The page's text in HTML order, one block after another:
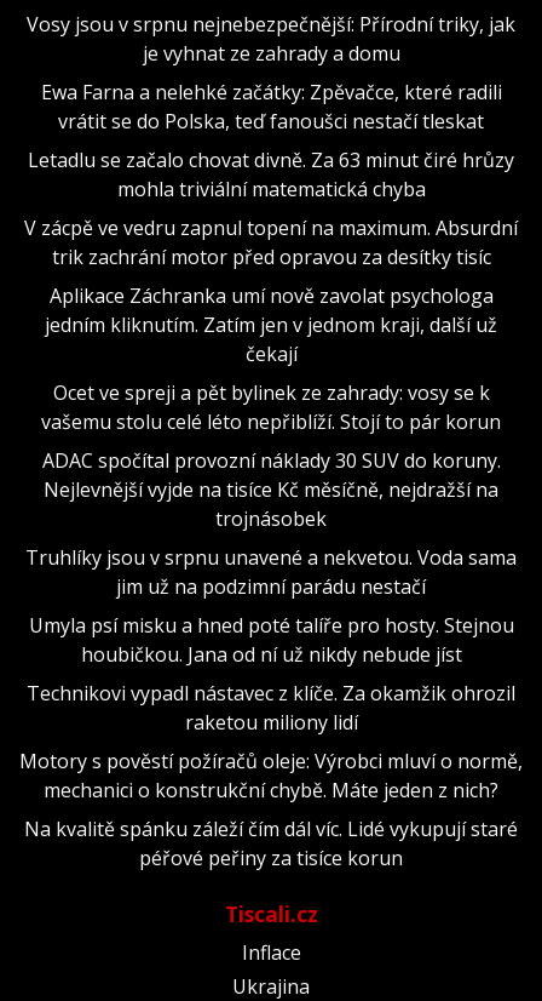
Vosy jsou v srpnu nejnebezpečnější: Přírodní triky, jak
je vyhnat ze zahrady a domu
Ewa Farna a nelehké začátky: Zpěvačce, které radili
vrátit se do Polska, teď fanoušci nestačí tleskat
Letadlu se začalo chovat divně. Za 63 minut čiré hrůzy
mohla triviální matematická chyba
V zácpě ve vedru zapnul topení na maximum. Absurdní
trik zachrání motor před opravou za desítky tisíc
Aplikace Záchranka umí nově zavolat psychologa
jedním kliknutím. Zatím jen v jednom kraji, další už
čekají
Ocet ve spreji a pět bylinek ze zahrady: vosy se k
vašemu stolu celé léto nepřiblíží. Stojí to pár korun
ADAC spočítal provozní náklady 30 SUV do koruny.
Nejlevnější vyjde na tisíce Kč měsíčně, nejdražší na
trojnásobek
Truhlíky jsou v srpnu unavené a nekvetou. Voda sama
jim už na podzimní parádu nestačí
Umyla psí misku a hned poté talíře pro hosty. Stejnou
houbičkou. Jana od ní už nikdy nebude jíst
Technikovi vypadl nástavec z klíče. Za okamžik ohrozil
raketou miliony lidí
Motory s pověstí požíračů oleje: Výrobci mluví o normě,
mechanici o konstrukční chybě. Máte jeden z nich?
Na kvalitě spánku záleží čím dál víc. Lidé vykupují staré
péřové peřiny za tisíce korun
Tiscali.cz
Inflace
Ukrajina